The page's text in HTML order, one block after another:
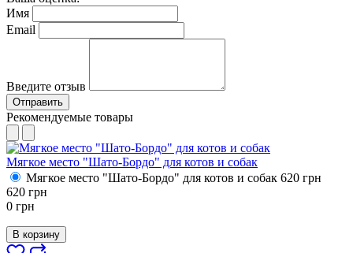
Имя
Email
Введите отзыв
Отправить
Рекомендуемые товары
Мягкое место "Шато-Бордо" для котов и собак
Мягкое место "Шато-Бордо" для котов и собак 620 грн
620 грн
0 грн
В корзину